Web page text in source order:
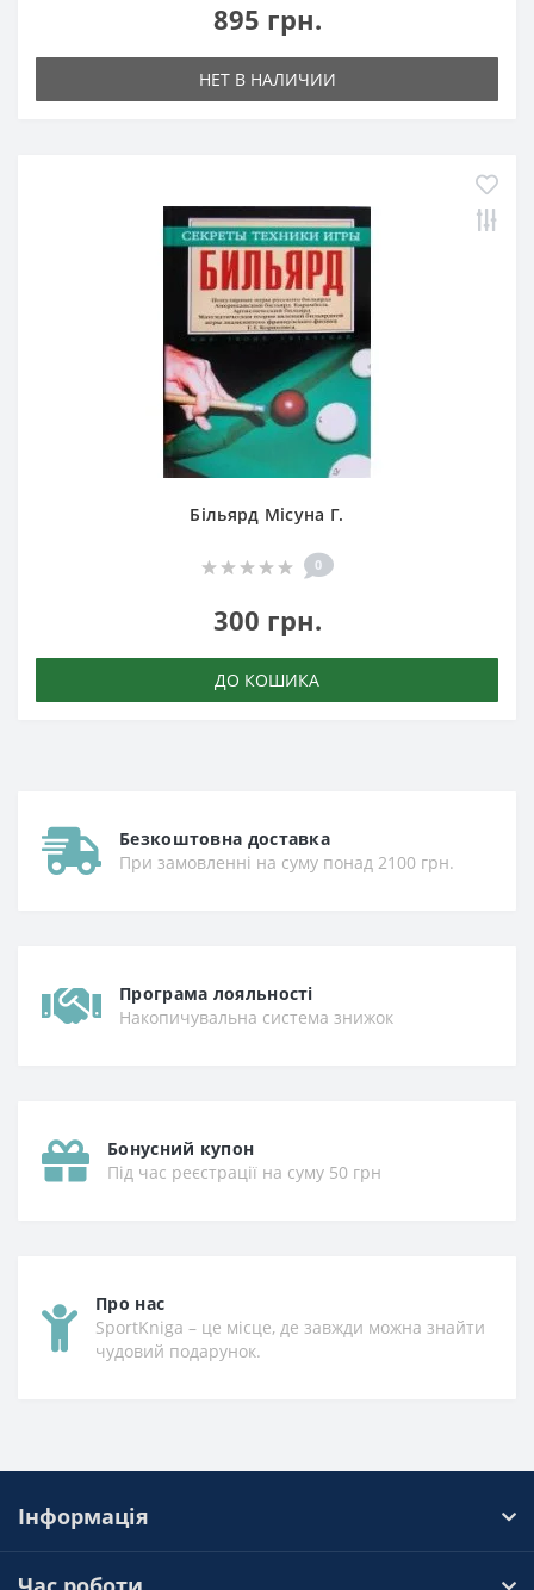
895 грн.
НЕТ В НАЛИЧИИ
Більярд Місуна Г.
0
300 грн.
ДО КОШИКА
Безкоштовна доставка
При замовленні на суму понад 2100 грн.
Програма лояльності
Накопичувальна система знижок
Бонусний купон
Під час реєстрації на суму 50 грн
Про нас
SportKniga – це місце, де завжди можна знайти
чудовий подарунок.
Інформація